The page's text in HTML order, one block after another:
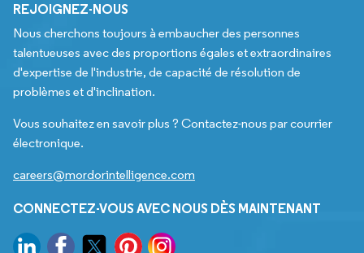
REJOIGNEZ-NOUS
Nous cherchons toujours à embaucher des personnes
talentueuses avec des proportions égales et extraordinaires
d'expertise de l'industrie, de capacité de résolution de
problèmes et d'inclination.
Vous souhaitez en savoir plus ? Contactez-nous par courrier
électronique.
careers@mordorintelligence.com
CONNECTEZ-VOUS AVEC NOUS DÈS MAINTENANT